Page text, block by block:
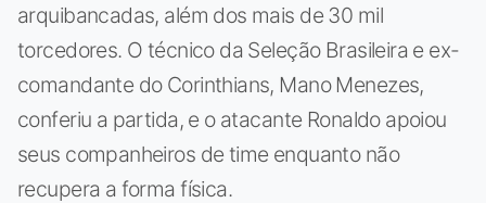
arquibancadas, além dos mais de 30 mil
torcedores. O técnico da Seleção Brasileira e ex-
comandante do Corinthians, Mano Menezes,
conferiu a partida, e o atacante Ronaldo apoiou
seus companheiros de time enquanto não
recupera a forma física.